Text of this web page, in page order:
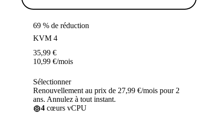
69 % de réduction
KVM 4
35,99 €
10,99 €/mois
Sélectionner
Renouvellement au prix de 27,99 €/mois pour 2
ans. Annulez à tout instant.
4 cœurs vCPU